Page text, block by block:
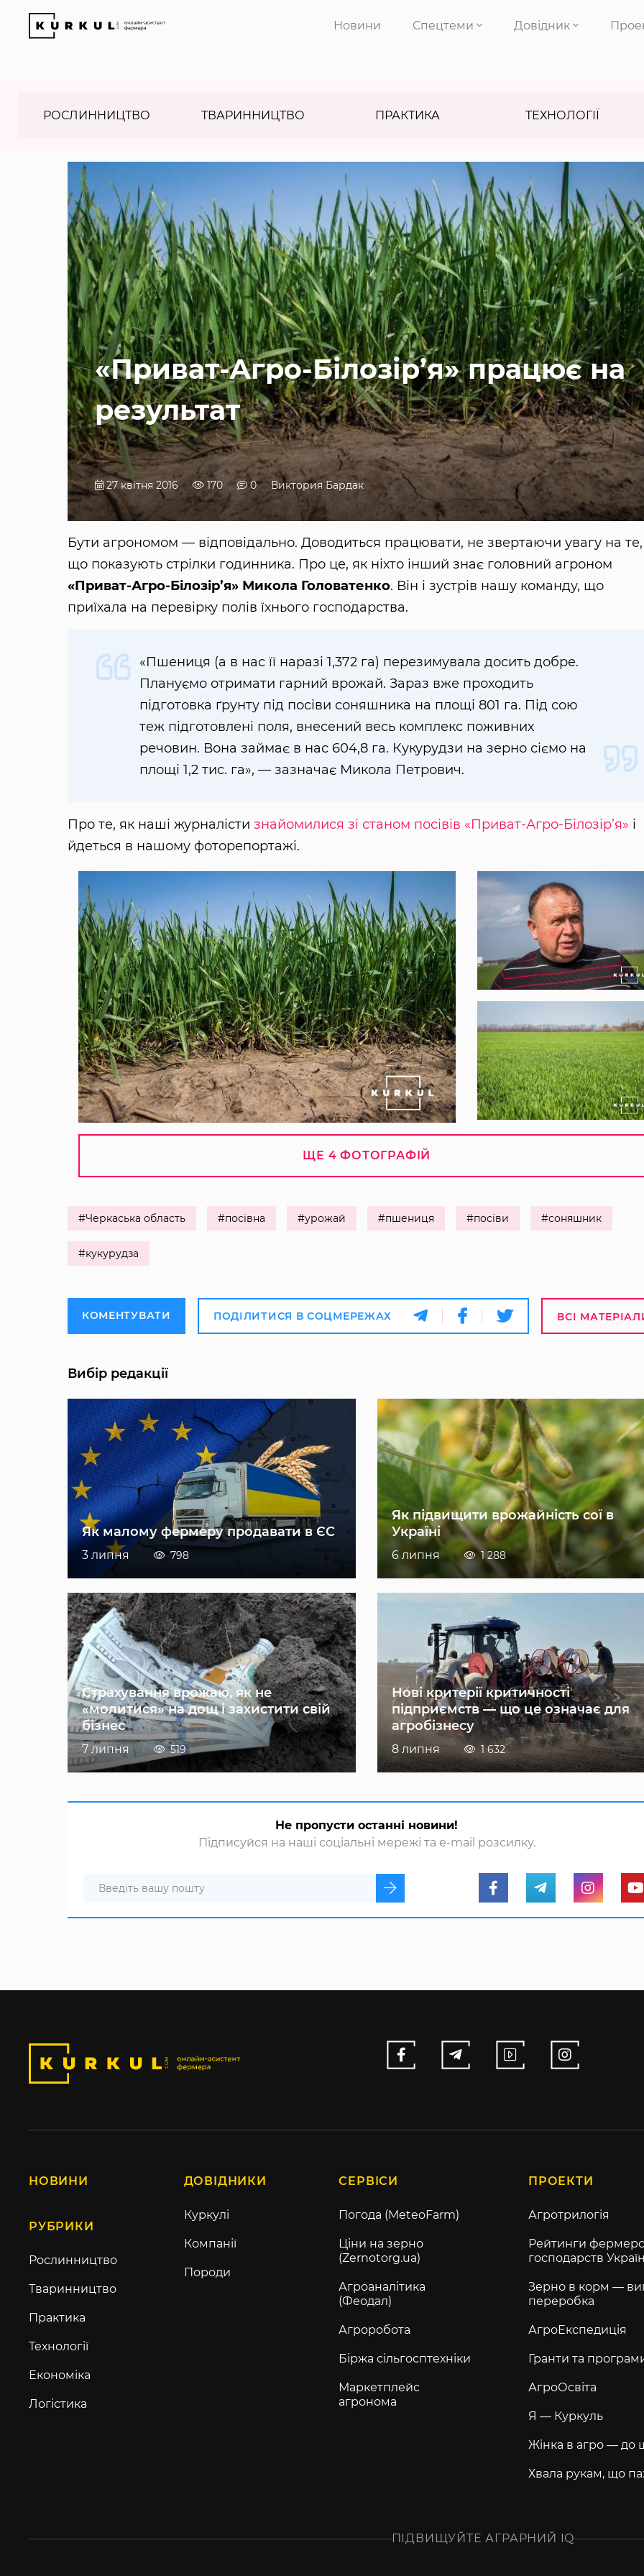
Новини Спецтеми Довідник
РОСЛИННИЦТВО ТВАРИННИЦТВО ПРАКТИКА ТЕХНОЛОГІЇ
«Приват-Агро-Білозір’я» працює на
результат
27 квітня 2016 170 0 Виктория Бардак
Бути агрономом — відповідально. Доводиться працювати, не звертаючи увагу на те,
що показують стрілки годинника. Про це, як ніхто інший знає головний агроном
«Приват-Агро-Білозір’я» Микола Головатенко. Він і зустрів нашу команду, що
приїхала на перевірку полів їхнього господарства.
«Пшениця (а в нас її наразі 1,372 га) перезимувала досить добре.
Плануємо отримати гарний врожай. Зараз вже проходить
підготовка ґрунту під посіви соняшника на площі 801 га. Під сою
теж підготовлені поля, внесений весь комплекс поживних
речовин. Вона займає в нас 604,8 га. Кукурудзи на зерно сіємо на
площі 1,2 тис. га», — зазначає Микола Петрович.
Про те, як наші журналісти знайомилися зі станом посівів «Приват-Агро-Білозір’я» і
йдеться в нашому фоторепортажі.
ЩЕ 4 ФОТОГРАФІЙ
#Черкаська область #посівна #урожай #пшениця #посіви #соняшник
#кукурудза
КОМЕНТУВАТИ ПОДІЛИТИСЯ В СОЦМЕРЕЖАХ ВСІ
Вибір редакції
Як малому фермеру продавати в ЄС
3 липня 798
Як підвищити врожайність сої в
Україні
6 липня 1 288
Страхування врожаю, як не
«молитися» на дощ і захистити свій
бізнес
7 липня 519
Нові критерії критичності
підприємств — що це означає для
агробізнесу
8 липня 1 632
Не пропусти останні новини!
Підписуйся на наші соціальні мережі та e-mail розсилку.
НОВИНИ
РУБРИКИ
Рослинництво
Тваринництво
Практика
Технології
Економіка
Логістика
ДОВІДНИКИ
Куркулі
Компанії
Породи
СЕРВІСИ
Погода (MeteoFarm)
Ціни на зерно
(Zernotorg.ua)
Агроаналітика
(Феодал)
Агроробота
Біржа сільгосптехніки
Маркетплейс
агронома
ПРОЕКТИ
Агротрилогія
Рейтинги
господарств
Зерно в корм —
переробка
АгроЕкспедиція
Гранти та
АгроОсвіта
Я — Куркуль
Жінка в агро — до
Хвала рукам, що
ПІДВИЩУЙТЕ АГРАРНИЙ IQ